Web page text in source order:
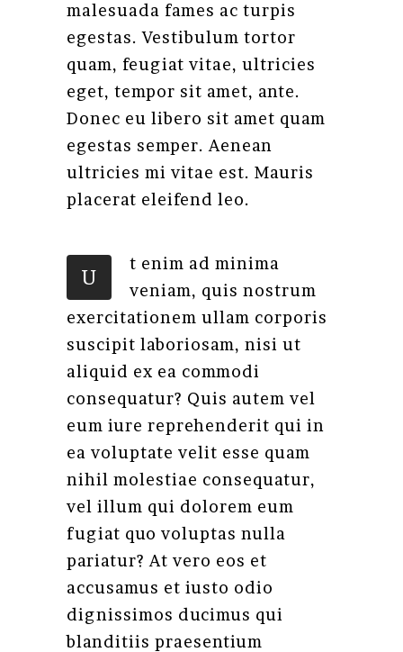
malesuada fames ac turpis
egestas. Vestibulum tortor
quam, feugiat vitae, ultricies
eget, tempor sit amet, ante.
Donec eu libero sit amet quam
egestas semper. Aenean
ultricies mi vitae est. Mauris
placerat eleifend leo.
U
t enim ad minima
veniam, quis nostrum
exercitationem ullam corporis
suscipit laboriosam, nisi ut
aliquid ex ea commodi
consequatur? Quis autem vel
eum iure reprehenderit qui in
ea voluptate velit esse quam
nihil molestiae consequatur,
vel illum qui dolorem eum
fugiat quo voluptas nulla
pariatur? At vero eos et
accusamus et iusto odio
dignissimos ducimus qui
blanditiis praesentium